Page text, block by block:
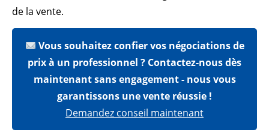
de la vente.
Vous souhaitez confier vos négociations de
prix à un professionnel ? Contactez-nous dès
maintenant sans engagement - nous vous
garantissons une vente réussie !
Demandez conseil maintenant